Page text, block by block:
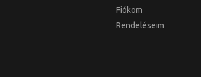
Fiókom
Rendeléseim